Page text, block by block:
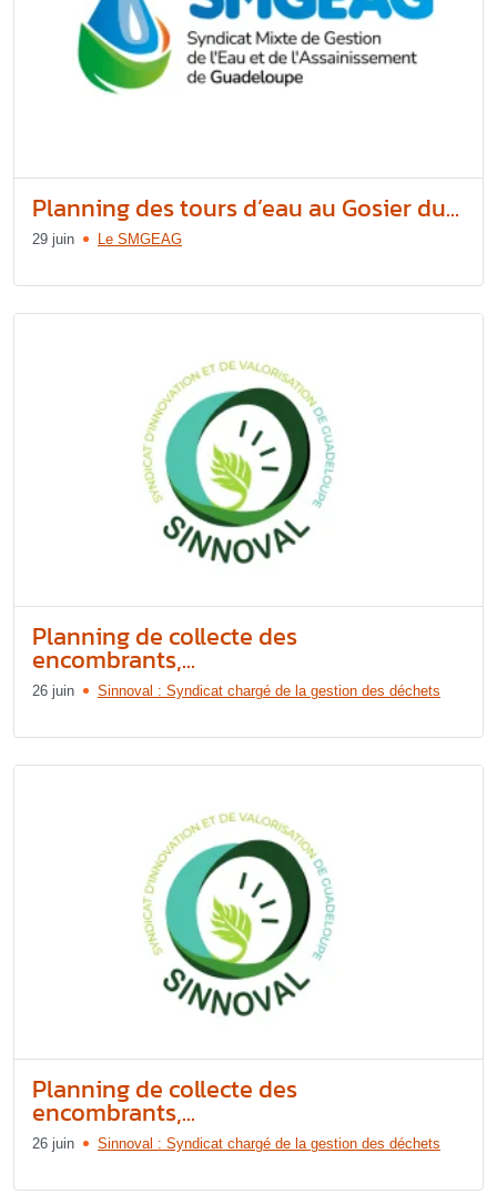
Planning des tours d’eau au Gosier du...
29 juin Le SMGEAG
Planning de collecte des
encombrants,...
26 juin Sinnoval : Syndicat chargé de la gestion des déchets
Planning de collecte des
encombrants,...
26 juin Sinnoval : Syndicat chargé de la gestion des déchets